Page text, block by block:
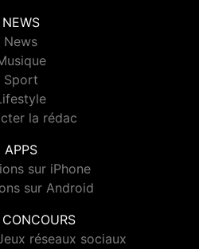
NEWS
News
Sport
la rédac
APPS
sur iPhone
sur Android
réseaux sociaux